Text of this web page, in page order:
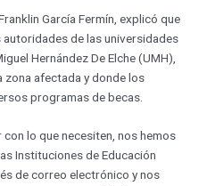
García Fermín, explicó que
de las universidades
Hernández De Elche (UMH),
zona afectada y donde los
programas de becas.
lo que necesiten, nos hemos
Instituciones de Educación
de correo electrónico y nos